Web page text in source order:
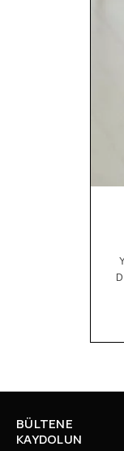
BÜLTENE
KAYDOLUN